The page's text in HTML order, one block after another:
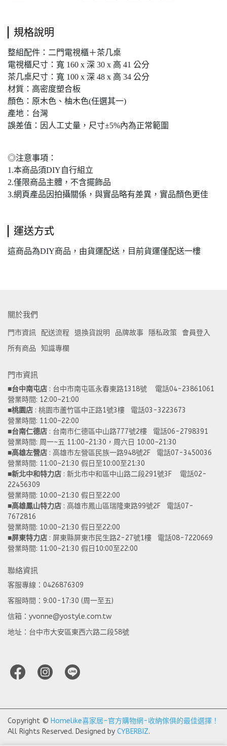
規格說明
整組配件：二門電視櫃＋茶几桌
電視櫃尺寸：寬 160 x 深 30 x 高 41 公分
茶几桌尺寸：寬 100 x 深 48 x 高 34 公分
材質：高密度塑合板
顏色：原木色、柚木色(任選其一)
產地：台灣
誤差值：因人工丈量，尺寸±5%內為正常範圍
◎注意事項：
1.本商品須DIY自行組立
2.僅限商品主體，不含擺飾品
3.網頁產品因拍攝關係，與實品略有差異，實品顏色更佳
運送方式
這商品為DIY商品，由貨運配送，目前貨運僅配送一樓
關於我們
門市資訊 配送流程 退換貨說明 品牌故事 隱私政策
會員登入
所有商品
知識專欄
門市資訊
■台中南屯店 : 台中市南屯區永春東路1318號    電話04-23861061
營業時間: 12:00~21:00
■桃園店 : 桃園市蘆竹區中正路1號3樓   電話03-3223673
營業時間: 11:00~22:00
■台南仁德店 : 台南市仁德區中山路777號2樓   電話06-2798391
營業時間: 周一~五 11:00~21:30，周六日 10:00~21:30
■高雄左營店 : 高雄市左營區民族一路948號2F   電話07-3450036
營業時間: 11:00~21:30 假日至10:00至21:30
■新北中和特力店 : 新北市中和區中山路二段291號3F    電話02-
22456309
營業時間: 10:00~21:30 假日至22:00
■高雄鳳山特力店 : 高雄市鳳山區瑞隆東路99號2F   電話07-
7672816
營業時間: 10:00~21:30 假日至22:00
■屏東特力店 : 屏東縣屏東市民生路2-27號1樓   電話08-7220669
營業時間: 11:00~21:30 假日10:00至22:00
聯絡資訊
客服專線：0426876309
客服時間：9:00-17:30 (周一至五)
信箱：yvonne@yostyle.com.tw
地址：台中市大安區東西六路二段58號
Copyright © Homelike喜家居-官方購物網-收納傢俱的最佳選擇！
All Rights Reserved. Designed by CYBERBIZ.